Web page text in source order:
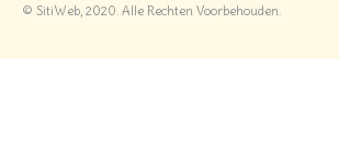
© SitiWeb, 2020. Alle Rechten Voorbehouden.